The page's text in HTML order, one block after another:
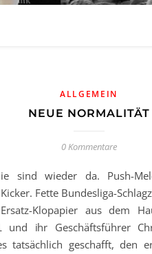
ALLGEMEIN
NEUE NORMALITÄT
0 Kommentare
ie sind wieder da. Push-
Kicker. Fette Bundesliga-
Ersatz-Klopapier aus dem
und ihr Geschäftsführer
tatsächlich geschafft, den